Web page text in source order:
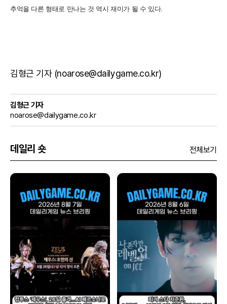
추억을 다른 형태로 만나는 것 역시 재미가 될 수 있다.
김형근 기자 (noarose@dailygame.co.kr)
김형근 기자
noarose@dailygame.co.kr
데일리 숏 전체보기